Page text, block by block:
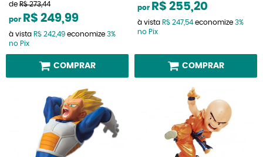
de R$ 273,44
por R$ 249,99
à vista R$ 242,49 economize 3%
no Pix
COMPRAR
por R$ 255,20
à vista R$ 247,54economize 3%
no Pix
COMPRAR